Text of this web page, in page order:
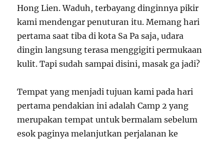
Hong Lien. Waduh, terbayang dinginnya pikir
kami mendengar penuturan itu. Memang hari
pertama saat tiba di kota Sa Pa saja, udara
dingin langsung terasa menggigiti permukaan
kulit. Tapi sudah sampai disini, masak ga jadi?
Tempat yang menjadi tujuan kami pada hari
pertama pendakian ini adalah Camp 2 yang
merupakan tempat untuk bermalam sebelum
esok paginya melanjutkan perjalanan ke